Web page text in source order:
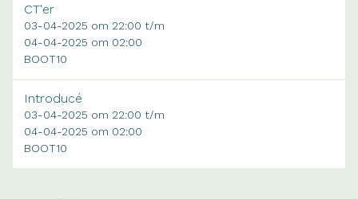
CT'er
03-04-2025 om 22:00 t/m
04-04-2025 om 02:00
BOOT10
Introducé
03-04-2025 om 22:00 t/m
04-04-2025 om 02:00
BOOT10